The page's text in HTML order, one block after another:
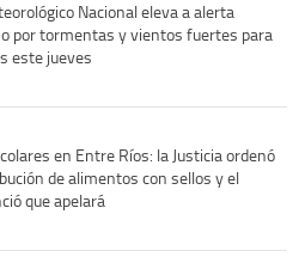
Nacional eleva a alerta
por tormentas y vientos fuertes para
este jueves
en Entre Ríos: la Justicia ordenó
de alimentos con sellos y el
que apelará